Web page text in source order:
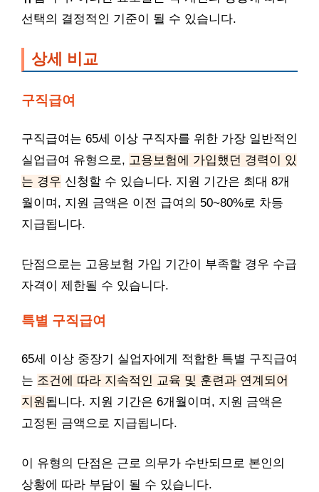
선택의 결정적인 기준이 될 수 있습니다.
상세 비교
구직급여
구직급여는 65세 이상 구직자를 위한 가장 일반적인
실업급여 유형으로, 고용보험에 가입했던 경력이 있
는 경우 신청할 수 있습니다. 지원 기간은 최대 8개
월이며, 지원 금액은 이전 급여의 50~80%로 차등
지급됩니다.
단점으로는 고용보험 가입 기간이 부족할 경우 수급
자격이 제한될 수 있습니다.
특별 구직급여
65세 이상 중장기 실업자에게 적합한 특별 구직급여
는 조건에 따라 지속적인 교육 및 훈련과 연계되어
지원됩니다. 지원 기간은 6개월이며, 지원 금액은
고정된 금액으로 지급됩니다.
이 유형의 단점은 근로 의무가 수반되므로 본인의
상황에 따라 부담이 될 수 있습니다.